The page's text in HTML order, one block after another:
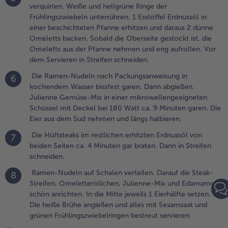
bis zum
restlichen 3
mit Sahne,
und Salz
und
Ringe
1
in einer
erhitzen
verquirlen. Weiße und hellgrüne Ringe der
Frühlingszwiebeln unterrühren. 1 Esslöffel Erdnussöl in
einer beschichteten Pfanne erhitzen und daraus 2 dünne
Omeletts backen. Sobald die Oberseite gestockt ist, die
Omeletts aus der Pfanne nehmen und eng aufrollen. Vor
dem Servieren in Streifen schneiden.
6
Die Ramen-Nudeln nach Packungsanweisung in
kochendem Wasser bissfest garen. Dann abgießen.
Julienne Gemüse-Mix in einer mikrowellengeeigneten
Schüssel mit Deckel bei 180 Watt ca. 9 Minuten garen. Die
Eier aus dem Sud nehmen und längs halbieren.
7
Die Hüftsteaks im restlichen erhitzten Erdnussöl von
beiden Seiten ca. 4 Minuten gar braten. Dann in Streifen
schneiden.
8
Ramen-Nudeln auf Schalen verteilen. Darauf die Steak-
Streifen, Omeletteröllchen, Julienne-Mix und Edamame
schön anrichten. In die Mitte jeweils 1 Eierhälfte setzen.
Die heiße Brühe angießen und alles mit Sesamsaat und
grünen Frühlingszwiebelringen bestreut servieren.